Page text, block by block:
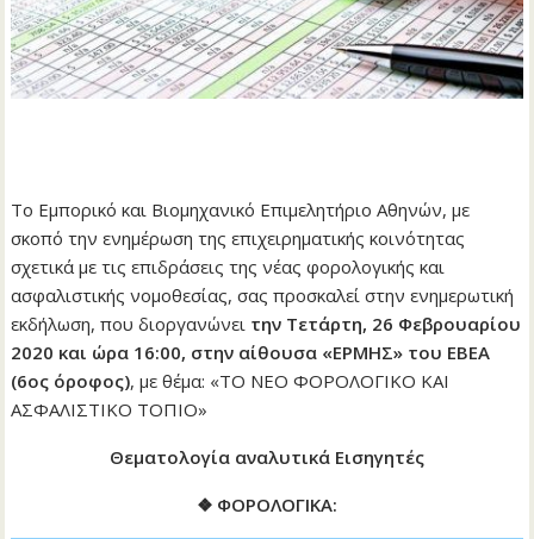
Το Εμπορικό και Βιομηχανικό Επιμελητήριο Αθηνών, με
σκοπό την ενημέρωση της επιχειρηματικής κοινότητας
σχετικά με τις επιδράσεις της νέας φορολογικής και
ασφαλιστικής νομοθεσίας, σας προσκαλεί στην ενημερωτική
εκδήλωση, που διοργανώνει την Τετάρτη, 26 Φεβρουαρίου
2020 και ώρα 16:00, στην αίθουσα «ΕΡΜΗΣ» του ΕΒΕΑ
(6ος όροφος), με θέμα: «ΤΟ ΝΕΟ ΦΟΡΟΛΟΓΙΚΟ ΚΑΙ
ΑΣΦΑΛΙΣΤΙΚΟ ΤΟΠΙΟ»
Θεματολογία αναλυτικά Εισηγητές
❖ ΦΟΡΟΛΟΓΙΚΑ: